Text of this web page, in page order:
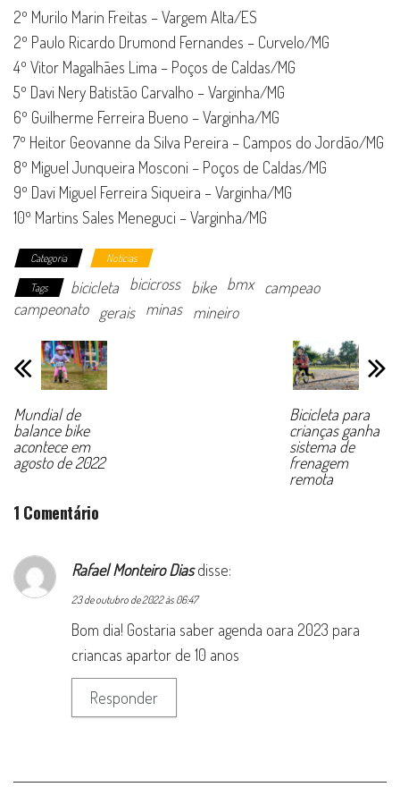
2º Murilo Marin Freitas – Vargem Alta/ES
2º Paulo Ricardo Drumond Fernandes – Curvelo/MG
4º Vitor Magalhães Lima – Poços de Caldas/MG
5º Davi Nery Batistão Carvalho – Varginha/MG
6º Guilherme Ferreira Bueno – Varginha/MG
7º Heitor Geovanne da Silva Pereira – Campos do Jordão/MG
8º Miguel Junqueira Mosconi – Poços de Caldas/MG
9º Davi Miguel Ferreira Siqueira – Varginha/MG
10º Martins Sales Meneguci – Varginha/MG
Categoria Notícias
Tags bicicleta bicicross bike bmx campeao
campeonato gerais minas mineiro
Mundial de
balance bike
acontece em
agosto de 2022
Bicicleta para
crianças ganha
sistema de
frenagem
remota
1 Comentário
Rafael Monteiro Dias disse:
23 de outubro de 2022 às 06:47
Bom dia! Gostaria saber agenda oara 2023 para
criancas apartor de 10 anos
Responder